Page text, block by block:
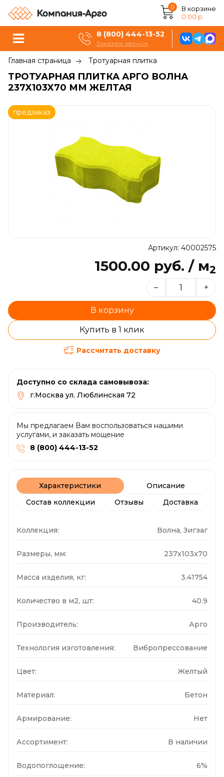
0
В корзине
0.00 р.
8 (800) 444-13-52
Заказать звонок
Главная страница Тротуарная плитка
ТРОТУАРНАЯ ПЛИТКА АРГО ВОЛНА
237X103X70 ММ ЖЕЛТАЯ
предзаказ
Артикул: 40002575
1500.00 руб. / м2
– +
В корзину
Купить в 1 клик
Рассчитать доставку
Доступно со склада самовывоза:
г.Москва ул. Люблинская 72
Мы предлагаем Вам воспользоваться нашими
услугами, и заказать мощение
8 (800) 444-13-52
Характеристики
Описание
Состав коллекции
Отзывы Доставка
Коллекция: Волна, Зигзаг
Размеры, мм: 237x103x70
Масса изделия, кг: 3.41754
Количество в м2, шт: 40.9
Производитель: Арго
Технология изготовления: Вибропрессование
Цвет: Желтый
Материал: Бетон
Армирование: Нет
Ассортимент: В наличии
Водопоглощение: 6%